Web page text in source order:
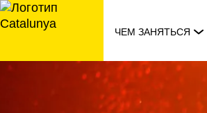
перейти
к
ЧЕМ ЗАНЯТЬСЯ